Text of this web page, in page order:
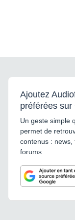
Ajoutez
préférées sur
Un geste simple
permet de
contenus : news,
forums...